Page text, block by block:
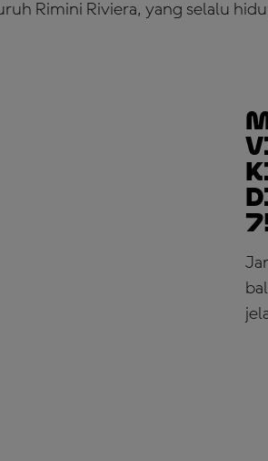
Rimini Riviera, yang selalu